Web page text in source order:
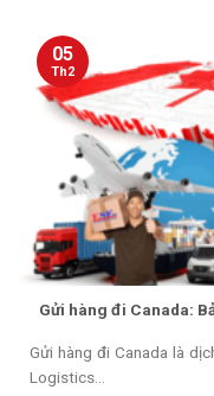
Gửi hàng đi Canada:
Gửi hàng đi Canada là
Logistics...
05
Th2